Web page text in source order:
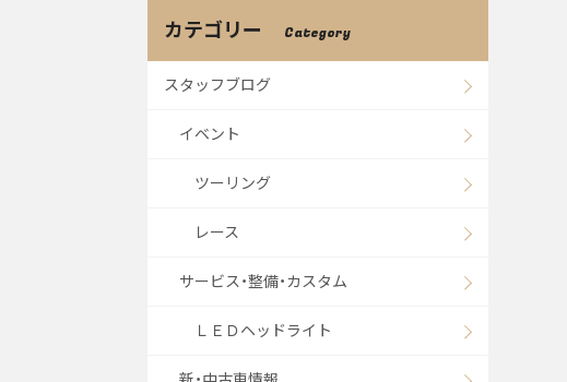
カテゴリー Category
スタッフブログ
イベント
ツーリング
レース
サービス・整備・カスタム
ＬＥＤヘッドライト